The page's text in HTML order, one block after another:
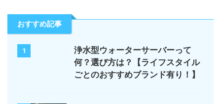
おすすめ記事
1
浄水型ウォーターサーバーって
何？選び方は？【ライフスタイル
ごとのおすすめブランド有り！】